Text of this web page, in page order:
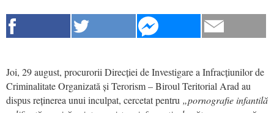
Joi, 29 august, procurorii Direcției de Investigare a Infracțiunilor de
Criminalitate Organizată și Terorism – Biroul Teritorial Arad au
dispus reținerea unui inculpat, cercetat pentru „pornografie infantilă